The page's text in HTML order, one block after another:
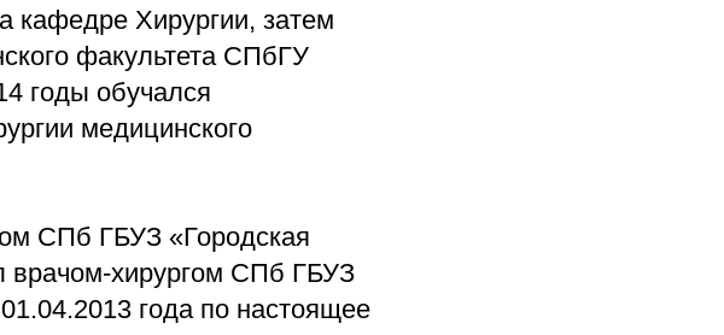
кафедре Хирургии, затем
факультета СПбГУ
годы обучался
медицинского
СПб ГБУЗ «Городская
врачом-хирургом СПб ГБУЗ
года по настоящее